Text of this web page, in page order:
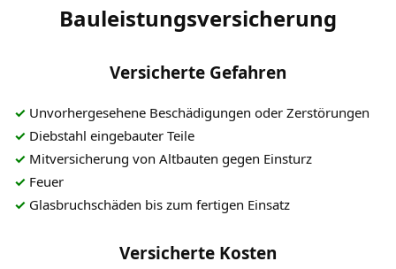
Bauleistungsversicherung
Versicherte Gefahren
✓ Unvorhergesehene Beschädigungen oder Zerstörungen
✓ Diebstahl eingebauter Teile
✓ Mitversicherung von Altbauten gegen Einsturz
✓ Feuer
✓ Glasbruchschäden bis zum fertigen Einsatz
Versicherte Kosten